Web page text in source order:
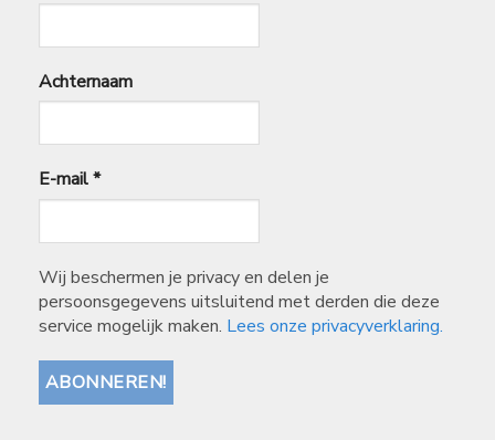
Achternaam
E-mail*
Wij beschermen je privacy en delen je
persoonsgegevens uitsluitend met derden die deze
service mogelijk maken. Lees onze privacyverklaring.